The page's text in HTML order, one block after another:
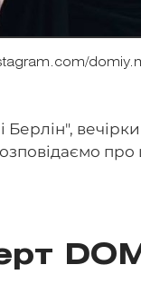
Берлін",
про